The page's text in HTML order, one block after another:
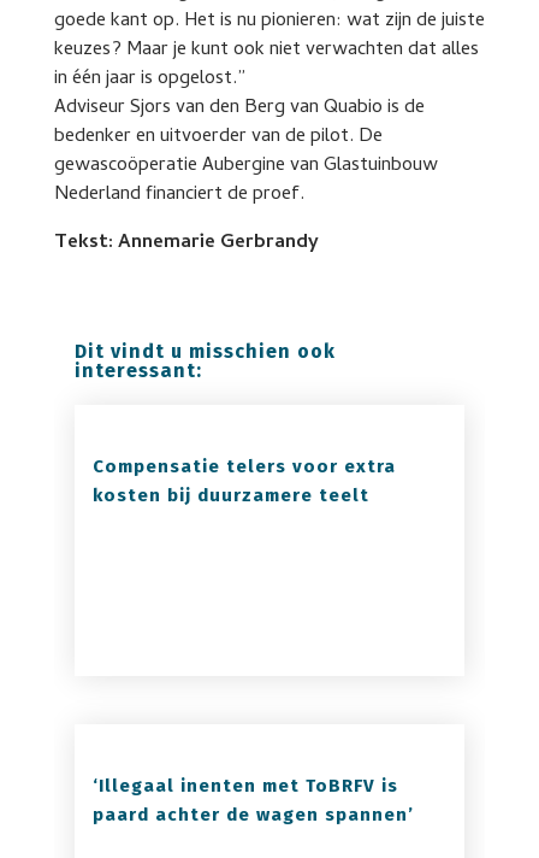
goede kant op. Het is nu pionieren: wat zijn de juiste
keuzes? Maar je kunt ook niet verwachten dat alles
in één jaar is opgelost.”
Adviseur Sjors van den Berg van Quabio is de
bedenker en uitvoerder van de pilot. De
gewascoöperatie Aubergine van Glastuinbouw
Nederland financiert de proef.
Tekst: Annemarie Gerbrandy
Dit vindt u misschien ook
interessant:
Compensatie telers voor extra
kosten bij duurzamere teelt
‘Illegaal inenten met ToBRFV is
paard achter de wagen spannen’